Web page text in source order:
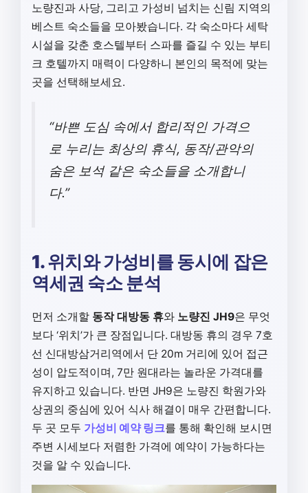
노량진과 사당, 그리고 가성비 넘치는 신림 지역의
베스트 숙소들을 모아봤습니다. 각 숙소마다 세탁
시설을 갖춘 호스텔부터 스파를 즐길 수 있는 부티
크 호텔까지 매력이 다양하니 본인의 목적에 맞는
곳을 선택해보세요.
“바쁜 도심 속에서 합리적인 가격으
로 누리는 최상의 휴식, 동작/관악의
숨은 보석 같은 숙소들을 소개합니
다.”
1. 위치와 가성비를 동시에 잡은
역세권 숙소 분석
먼저 소개할 동작 대방동 휴와 노량진 JH9은 무엇
보다 ‘위치’가 큰 장점입니다. 대방동 휴의 경우 7호
선 신대방삼거리역에서 단 20m 거리에 있어 접근
성이 압도적이며, 7만 원대라는 놀라운 가격대를
유지하고 있습니다. 반면 JH9은 노량진 학원가와
상권의 중심에 있어 식사 해결이 매우 간편합니다.
두 곳 모두 가성비 예약 링크를 통해 확인해 보시면
주변 시세보다 저렴한 가격에 예약이 가능하다는
것을 알 수 있습니다.